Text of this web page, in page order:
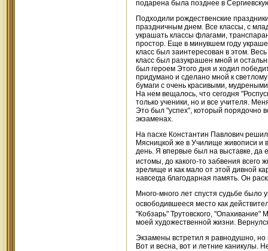
подарена была позднее в
Подходили рождественские
праздничным днем. Все классы, с
украшать классы флагами,
простор. Еще в минувшем году
класс был заинтересован в этом.
класс был разукрашен мной и
был героем Этого дня и ходил
придумано и сделано мной к
бумаги с очень красивыми,
На нем вещалось, что сегодня
только ученики, но и все учителя.
Это был "успех", который порядочно
экзаменах.
На пасхе Константин Павлович
Мясницкой же в Училище живописи
день. Я впервые был на выставке, да
истомы, до какого-то забвения всего
зрелище и как мало от этой дивной
навсегда благодарная память. Он
Много-много лет спустя судьбе было
освободившееся место как
"Кобзарь" Трутовского,
моей художественной жизни.
Экзамены встретил я равнодушно,
Вот и весна, вот и летние каникулы.